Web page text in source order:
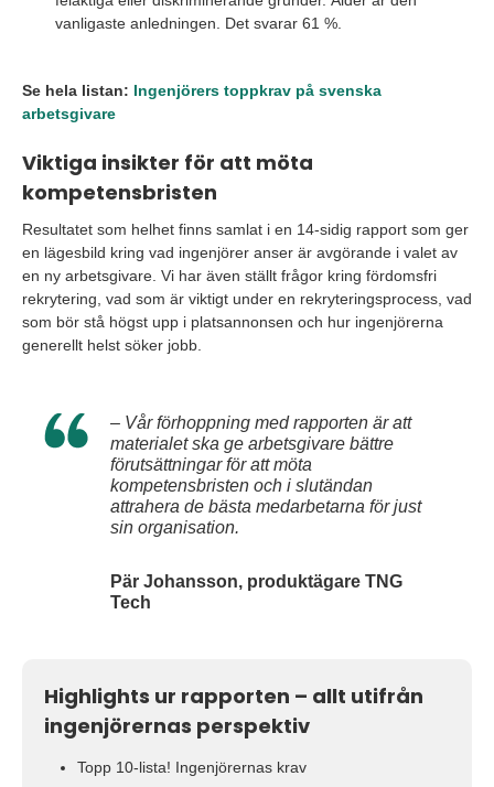
vanligaste anledningen. Det svarar 61 %.
Se hela listan: Ingenjörers toppkrav på svenska
arbetsgivare
Viktiga insikter för att möta
kompetensbristen
Resultatet som helhet finns samlat i en 14-sidig rapport som ger
en lägesbild kring vad ingenjörer anser är avgörande i valet av
en ny arbetsgivare. Vi har även ställt frågor kring fördomsfri
rekrytering, vad som är viktigt under en rekryteringsprocess, vad
som bör stå högst upp i platsannonsen och hur ingenjörerna
generellt helst söker jobb.
– Vår förhoppning med rapporten är att
materialet ska ge arbetsgivare bättre
förutsättningar för att möta
kompetensbristen och i slutändan
attrahera de bästa medarbetarna för just
sin organisation.
Pär Johansson, produktägare TNG
Tech
Highlights ur rapporten – allt utifrån
ingenjörernas perspektiv
Topp 10-lista! Ingenjörernas krav